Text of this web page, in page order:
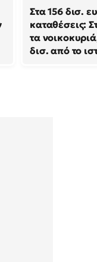
Στα 156 δισ.
καταθέσεις:
τα
δισ. από το